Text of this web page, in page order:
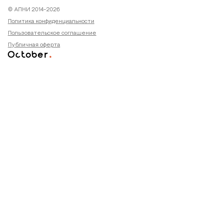
© АПНИ 2014-2026
Политика конфиденциальности
Пользовательское соглашение
Публичная оферта